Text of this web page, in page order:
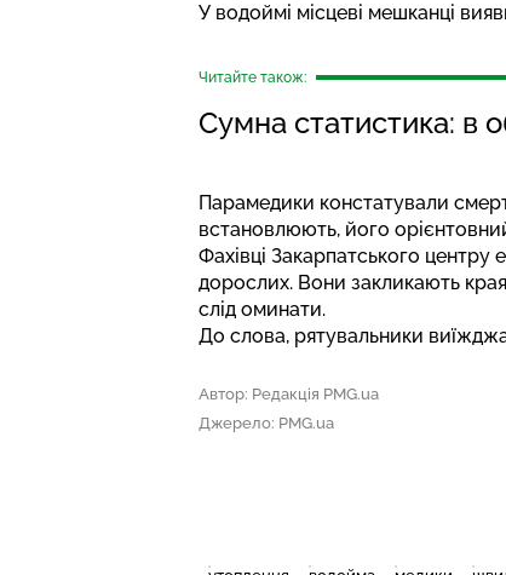
У водоймі місцеві мешканці
Читайте також:
Сумна статистика: в
Парамедики констатували
встановлюють, його
Фахівці Закарпатського
дорослих. Вони закликають
слід оминати.
До слова, рятувальники
Автор: Редакція PMG.ua
Джерело: PMG.ua